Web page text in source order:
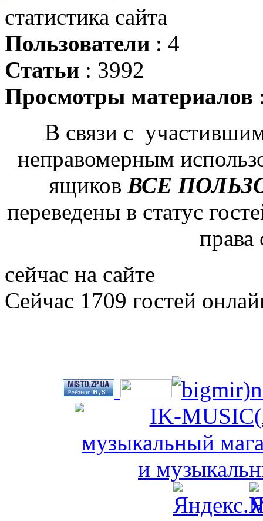
статистика сайта
Пользователи : 4
Статьи : 3992
Просмотры материалов
В связи с
неправомерным
ящиков ВСЕ
переведены в статус
сейчас на сайте
Сейчас 1709 гостей